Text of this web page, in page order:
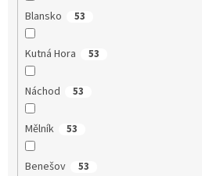
Blansko 53
Kutná Hora 53
Náchod 53
Mělník 53
Benešov 53